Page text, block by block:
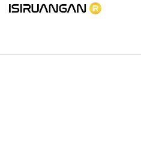
products